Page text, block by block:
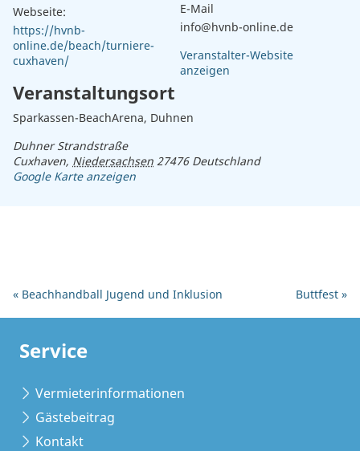
Webseite:
https://hvnb-
online.de/beach/turniere-
cuxhaven/
Veranstaltungsort
Sparkassen-BeachArena, Duhnen
Duhner Strandstraße
Cuxhaven, Niedersachsen 27476 Deutschland
Google Karte anzeigen
E-Mail
info@hvnb-online.de
Veranstalter-Website
anzeigen
« Beachhandball Jugend und Inklusion Buttfest »
Service
Vermieterinformationen
Gästebeitrag
Kontakt